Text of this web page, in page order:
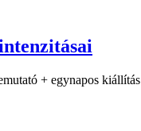
+ egynapos kiállítás